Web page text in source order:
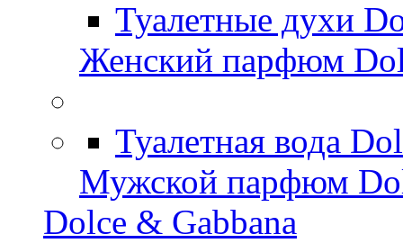
Туалетные духи
Женский парфюм
Туалетная вода
Мужской парфюм
Dolce & Gabbana